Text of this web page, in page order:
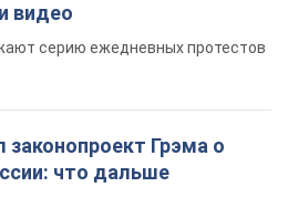
видео
серию ежедневных протестов
Грэма о
что дальше